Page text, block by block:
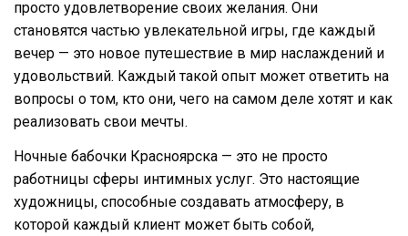
просто удовлетворение своих желания. Они
становятся частью увлекательной игры, где каждый
вечер — это новое путешествие в мир наслаждений и
удовольствий. Каждый такой опыт может ответить на
вопросы о том, кто они, чего на самом деле хотят и как
реализовать свои мечты.
Ночные бабочки Красноярска — это не просто
работницы сферы интимных услуг. Это настоящие
художницы, способные создавать атмосферу, в
которой каждый клиент может быть собой,